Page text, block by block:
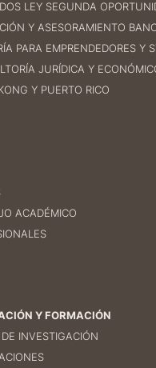
LEY SEGUNDA
Y ASESORAMIENTO
PARA EMPRENDEDORES Y
JURÍDICA Y
Y PUERTO RICO
ACADÉMICO
Y FORMACIÓN
INVESTIGACIÓN